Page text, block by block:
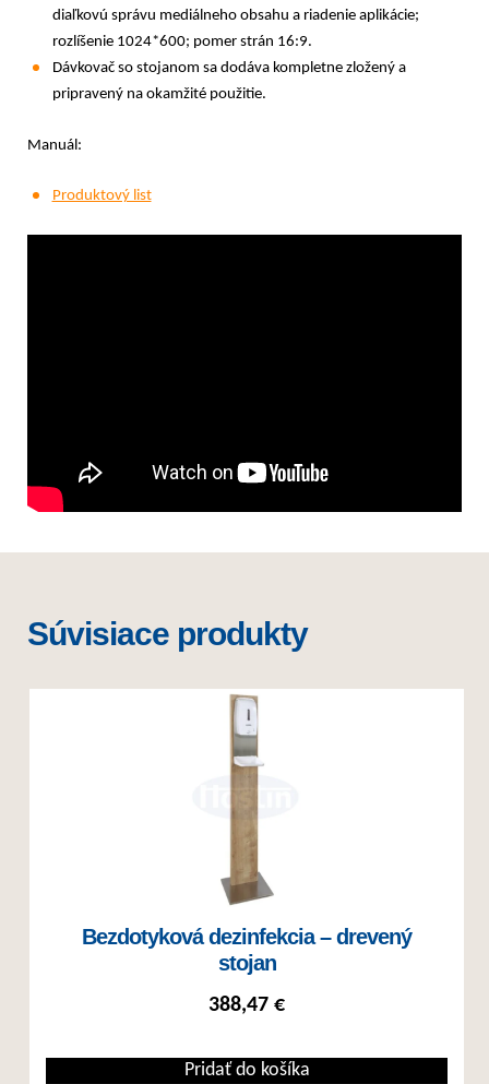
diaľkovú správu mediálneho obsahu a riadenie aplikácie;
rozlíšenie 1024*600; pomer strán 16:9.
Dávkovač so stojanom sa dodáva kompletne zložený a
pripravený na okamžité použitie.
Manuál:
Produktový list
Súvisiace produkty
Bezdotyková dezinfekcia – drevený
stojan
388,47 €
Pridať do košíka